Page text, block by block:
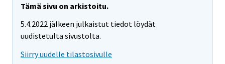
Tämä sivu on arkistoitu.
5.4.2022 jälkeen julkaistut tiedot löydät
uudistetulta sivustolta.
Siirry uudelle tilastosivulle